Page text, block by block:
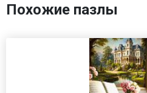
Похожие пазлы